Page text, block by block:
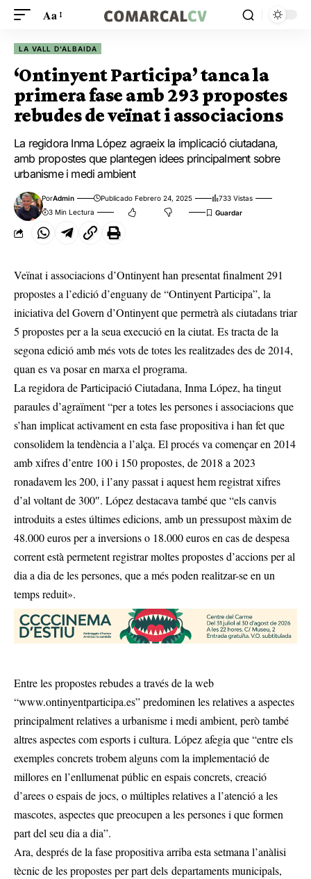
Aa
LA VALL D'ALBAIDA
‘Ontinyent Participa’ tanca la
primera fase amb 293 propostes
rebudes de veïnat i associacions
La regidora Inma López agraeix la implicació ciutadana,
amb propostes que plantegen idees principalment sobre
urbanisme i medi ambient
PorAdmin Publicado Febrero 24, 2025
733 Vistas
3 Min Lectura
Veïnat i associacions d’Ontinyent han presentat finalment 291
propostes a l’edició d’enguany de “Ontinyent Participa”, la
iniciativa del Govern d’Ontinyent que permetrà als ciutadans triar
5 propostes per a la seua execució en la ciutat. Es tracta de la
segona edició amb més vots de totes les realitzades des de 2014,
quan es va posar en marxa el programa.
La regidora de Participació Ciutadana, Inma López, ha tingut
paraules d’agraïment “per a totes les persones i associacions que
s’han implicat activament en esta fase propositiva i han fet que
consolidem la tendència a l’alça. El procés va començar en 2014
amb xifres d’entre 100 i 150 propostes, de 2018 a 2023
ronadavem les 200, i l’any passat i aquest hem registrat xifres
d’al voltant de 300″. López destacava també que “els canvis
introduits a estes últimes edicions, amb un pressupost màxim de
48.000 euros per a inversions o 18.000 euros en cas de despesa
corrent està permetent registrar moltes propostes d’accions per al
dia a dia de les persones, que a més poden realitzar-se en un
temps reduit».
Entre les propostes rebudes a través de la web
“www.ontinyentparticipa.es” predominen les relatives a aspectes
principalment relatives a urbanisme i medi ambient, però també
altres aspectes com esports i cultura. López afegia que “entre els
exemples concrets trobem alguns com la implementació de
millores en l’enllumenat públic en espais concrets, creació
d’arees o espais de jocs, o múltiples relatives a l’atenció a les
mascotes, aspectes que preocupen a les persones i que formen
part del seu dia a dia”.
Ara, després de la fase propositiva arriba esta setmana l’anàlisi
tècnic de les propostes per part dels departaments municipals,